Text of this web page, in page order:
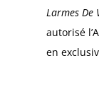
Larmes De
autorisé
en